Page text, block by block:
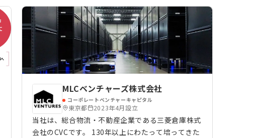
に貢献してまいります。
https://www.orix.co.jp/grp/company/about/bu
siness/
MLCベンチャーズ株式会社
コーポレートベンチャーキャピタル
東京都 2023年4月設立
当社は、総合物流・不動産企業である三菱倉庫株式
会社のCVCです。 130年以上にわたって培ってきた